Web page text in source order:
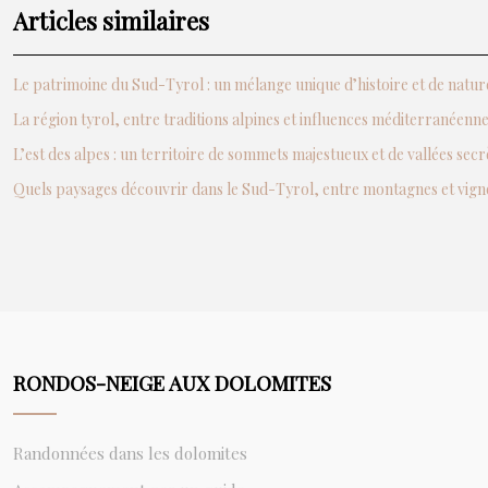
Articles similaires
Le patrimoine du Sud-Tyrol : un mélange unique d’histoire et de
La région tyrol, entre traditions alpines et influences
L’est des alpes : un territoire de sommets majestueux et de vallées
Quels paysages découvrir dans le Sud-Tyrol, entre montagnes et
RONDOS-NEIGE AUX DOLOMITES
Randonnées dans les dolomites